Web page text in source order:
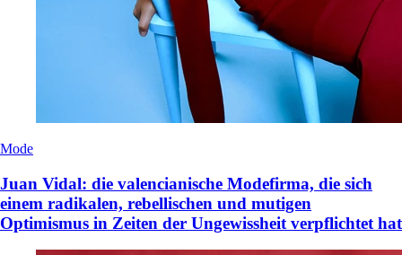
Mode
Juan Vidal: die valencianische Modefirma, die sich
einem radikalen, rebellischen und mutigen
Optimismus in Zeiten der Ungewissheit verpflichtet hat